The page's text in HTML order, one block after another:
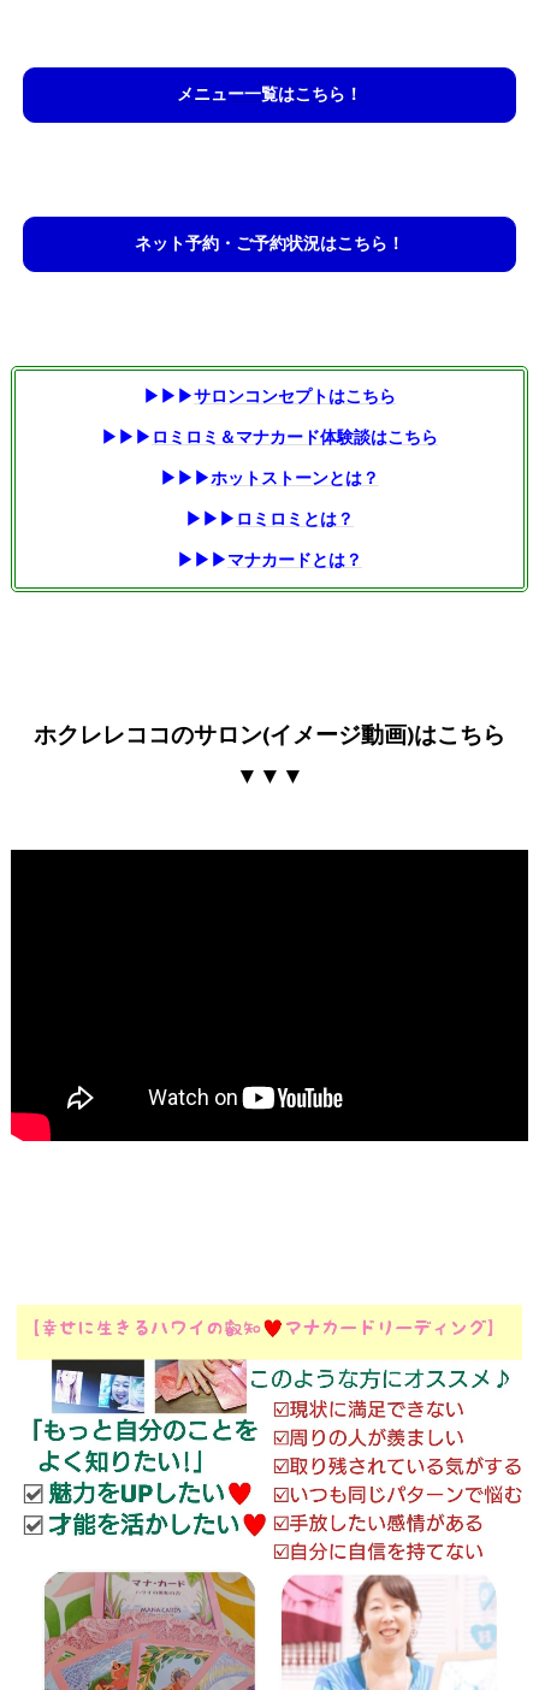
メニュー一覧はこちら！
ネット予約・ご予約状況はこちら！
▶▶▶サロンコンセプトはこちら
▶▶▶ロミロミ＆マナカード体験談はこちら
▶▶▶ホットストーンとは？
▶▶▶ロミロミとは？
▶▶▶マナカードとは？
ホクレレココのサロン(イメージ動画)はこちら
▼▼▼